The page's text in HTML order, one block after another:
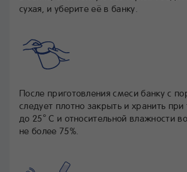
сухая, и уберите её в банку.
После приготовления смеси банку с
следует плотно закрыть и хранить
до 25° С и относительной влажности
не более 75%.